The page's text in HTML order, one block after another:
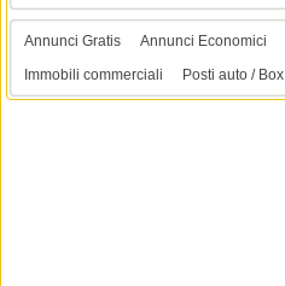
Annunci Gratis Annunci Economici
Immobili commerciali
Posti auto / Box